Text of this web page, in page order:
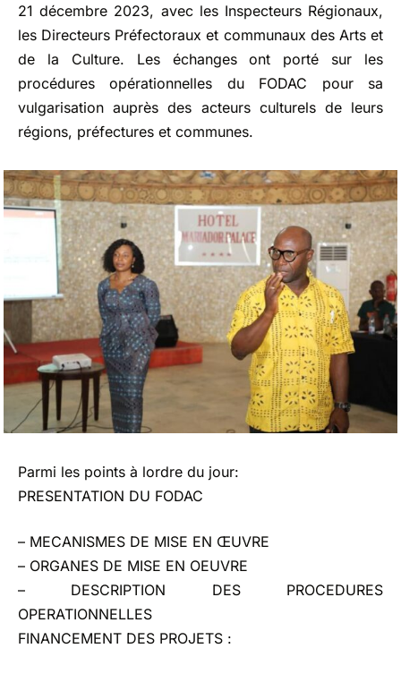
21 décembre 2023, avec les Inspecteurs Régionaux,
les Directeurs Préfectoraux et communaux des Arts et
de la Culture. Les échanges ont porté sur les
procédures opérationnelles du FODAC pour sa
vulgarisation auprès des acteurs culturels de leurs
régions, préfectures et communes.
Parmi les points à lordre du jour:
PRESENTATION DU FODAC
– MECANISMES DE MISE EN ŒUVRE
– ORGANES DE MISE EN OEUVRE
– DESCRIPTION DES PROCEDURES
OPERATIONNELLES
FINANCEMENT DES PROJETS :